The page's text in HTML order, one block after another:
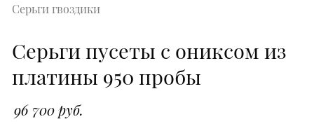
Серьги гвоздики
Серьги пусеты с ониксом из
платины 950 пробы
96 700 руб.